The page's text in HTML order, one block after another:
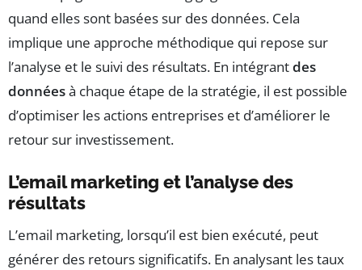
quand elles sont basées sur des données. Cela
implique une approche méthodique qui repose sur
l’analyse et le suivi des résultats. En intégrantdes
donnéesà chaque étape de la stratégie, il est possible
d’optimiser les actions entreprises et d’améliorer le
retour sur investissement.
L’email marketing et l’analyse des
résultats
L’email marketing, lorsqu’il est bien exécuté, peut
générer des retours significatifs. En analysant les taux